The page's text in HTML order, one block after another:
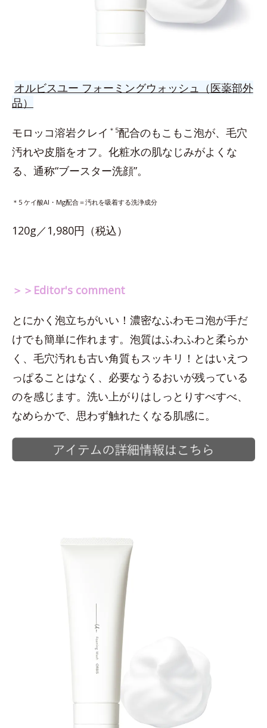
オルビスユー フォーミングウォッシュ（医薬部外
品）
モロッコ溶岩クレイ ＊5配合のもこもこ泡が、毛穴
汚れや皮脂をオフ。化粧水の肌なじみがよくな
る、通称“ブースター洗顔”。
＊5 ケイ酸Al・Mg配合＝汚れを吸着する洗浄成分
120g／1,980円（税込）
＞＞Editor's comment
とにかく泡立ちがいい！濃密なふわモコ泡が手だ
けでも簡単に作れます。泡質はふわふわと柔らか
く、毛穴汚れも古い角質もスッキリ！とはいえつ
っぱることはなく、必要なうるおいが残っている
のを感じます。洗い上がりはしっとりすべすべ、
なめらかで、思わず触れたくなる肌感に。